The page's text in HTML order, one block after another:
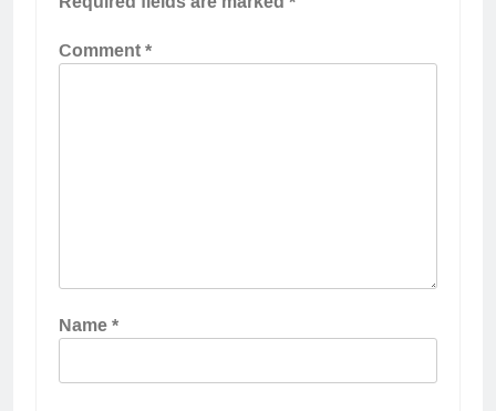
Comment*
Name*